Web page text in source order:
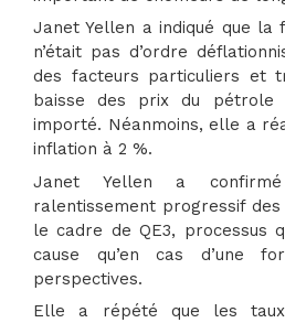
Janet Yellen a indiqué que la
n’était pas d’ordre
des facteurs particuliers et
baisse des prix du pétrole
importé. Néanmoins, elle a
inflation à 2 %.
Janet Yellen a
ralentissement progressif
le cadre de QE3, processus
cause qu’en cas d’une
perspectives.
Elle a répété que les taux